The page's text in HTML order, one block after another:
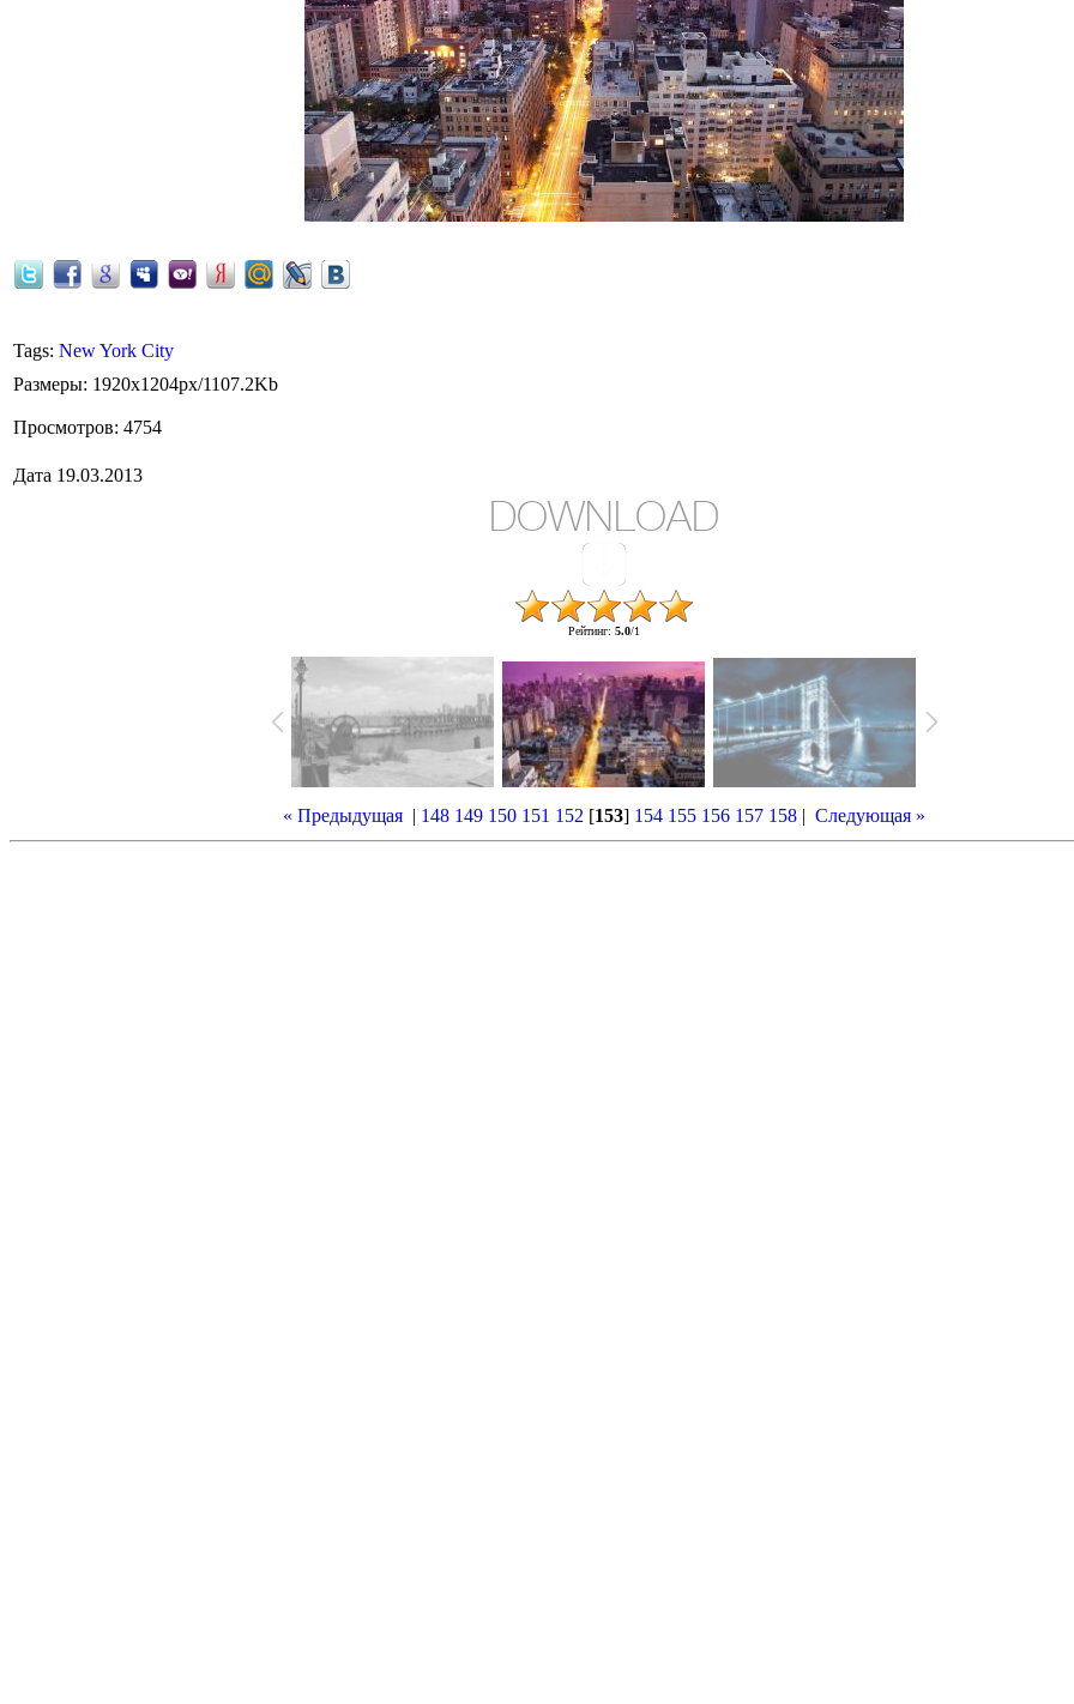
Tags: New York City
Размеры: 1920x1204px/1107.2Kb
Просмотров: 4754
Дата 19.03.2013
DOWNLOAD
Рейтинг: 5.0/1
« Предыдущая| 148 149 150 151 152 [153] 154 155 156 157 158| Следующая »